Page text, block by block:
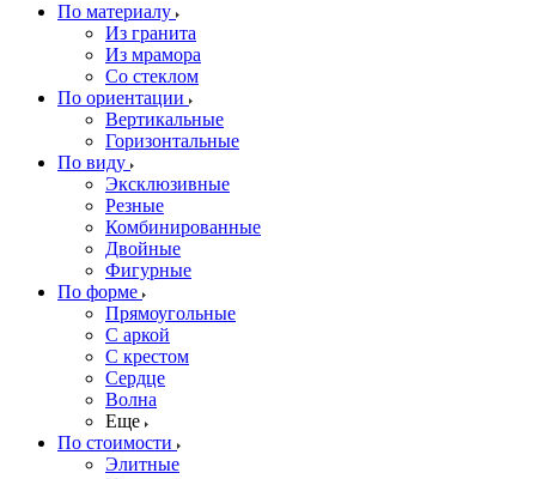
По материалу
Из гранита
Из мрамора
Со стеклом
По ориентации
Вертикальные
Горизонтальные
По виду
Эксклюзивные
Резные
Комбинированные
Двойные
Фигурные
По форме
Прямоугольные
С аркой
С крестом
Сердце
Волна
Еще
По стоимости
Элитные